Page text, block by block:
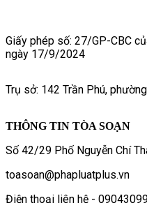
Giấy phép số: 27/GP-CBC
ngày 17/9/2024
Trụ sở: 142 Trần Phú,
THÔNG TIN TÒA SOẠN
Số 42/29 Phố Nguyễn Chí
toasoan@phapluatplus.vn
Điện thoại liên hệ -